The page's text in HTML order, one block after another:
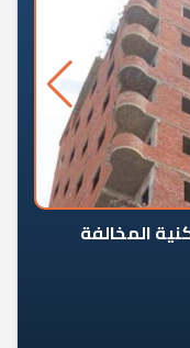
المخالفة